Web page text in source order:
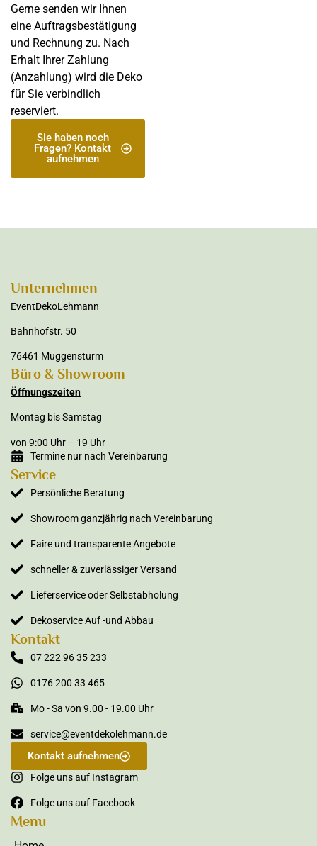
Gerne senden wir Ihnen
eine Auftragsbestätigung
und Rechnung zu. Nach
Erhalt Ihrer Zahlung
(Anzahlung) wird die Deko
für Sie verbindlich
reserviert.
Sie haben noch
Fragen? Kontakt
aufnehmen
Unternehmen
EventDekoLehmann
Bahnhofstr. 50
76461 Muggensturm
Büro & Showroom
Öffnungszeiten
Montag bis Samstag
von 9:00 Uhr – 19 Uhr
Termine nur nach Vereinbarung
Service
Persönliche Beratung
Showroom ganzjährig nach Vereinbarung
Faire und transparente Angebote
schneller & zuverlässiger Versand
Lieferservice oder Selbstabholung
Dekoservice Auf -und Abbau
Kontakt
07 222 96 35 233
0176 200 33 465
Mo - Sa von 9.00 - 19.00 Uhr
service@eventdekolehmann.de
Kontakt aufnehmen
Folge uns auf Instagram
Folge uns auf Facebook
Menu